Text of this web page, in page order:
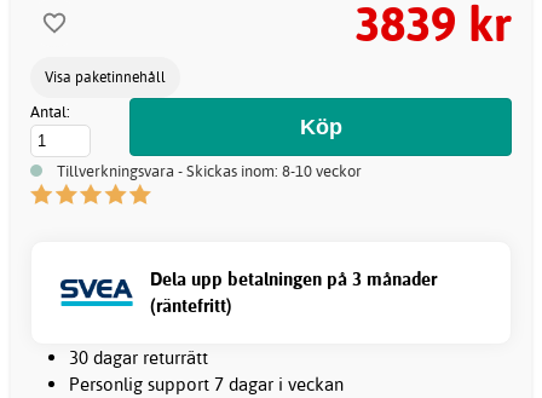
3839 kr
Visa paketinnehåll
Antal:
Tillverkningsvara - Skickas inom: 8-10 veckor
Dela upp betalningen på 3 månader
(räntefritt)
30 dagar returrätt
Personlig support 7 dagar i veckan